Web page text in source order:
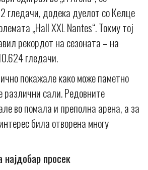
гледачи, додека дуелот со Келце
„Hall XXL Nantes“. Токму тој
рекордот на сезоната – на
гледачи.
покажале како може паметно
различни сали. Редовните
во помала и преполна арена, а за
била отворена многу
просек